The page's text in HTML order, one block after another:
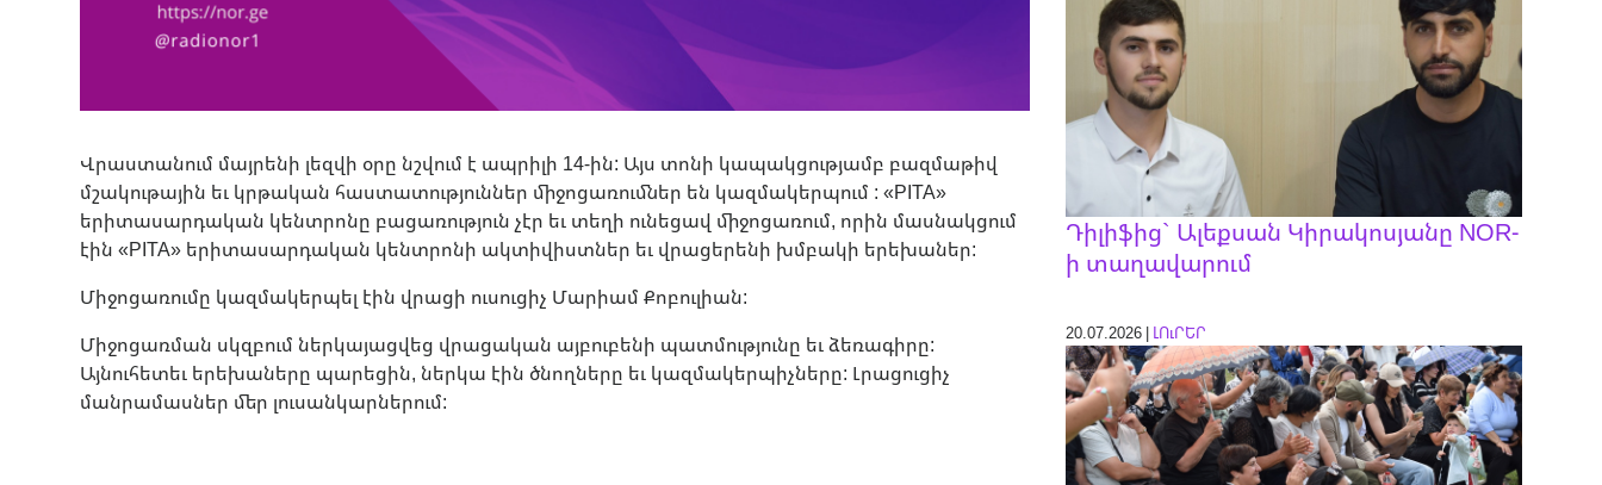
Վրաստանում մայրենի լեզվի օրը նշվում է ապրիլի 14-ին: Այս տոնի կապակցությամբ բազմաթիվ
մշակութային եւ կրթական հաստատություններ միջոցառումներ են կազմակերպում : «PITA»
երիտասարդական կենտրոնը բացառություն չէր եւ տեղի ունեցավ միջոցառում, որին մասնակցում
էին «PITA» երիտասարդական կենտրոնի ակտիվիստներ եւ վրացերենի խմբակի երեխաներ:
Միջոցառումը կազմակերպել էին վրացի ուսուցիչ Մարիամ Քոբուլիան:
Միջոցառման սկզբում ներկայացվեց վրացական այբուբենի պատմությունը եւ ձեռագիրը:
Այնուհետեւ երեխաները պարեցին, ներկա էին ծնողները եւ կազմակերպիչները: Լրացուցիչ
մանրամասներ մեր լուսանկարներում:
Դիլիֆից` Ալեքսան Կիրակոսյանը NOR-
ի տաղավարում
20.07.2026 | ԼՈւՐԵՐ